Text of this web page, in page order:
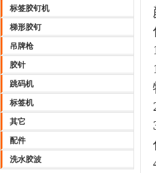
标签胶钉机
梯形胶钉
吊牌枪
胶针
跳码机
标签机
其它
配件
洗水胶波